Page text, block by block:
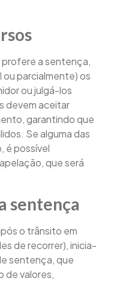
profere a sentença,
parcialmente) os
ou julgá-los
devem aceitar
garantindo que
Se alguma das
é possível
que será
sentença
o trânsito em
de recorrer), inicia-
sentença, que
de valores,